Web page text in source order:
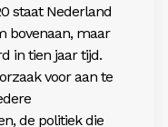
staat Nederland
bovenaan, maar
in tien jaar tijd.
voor aan te
de politiek die